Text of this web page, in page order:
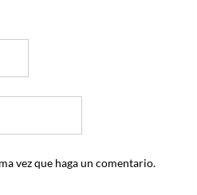
vez que haga un comentario.